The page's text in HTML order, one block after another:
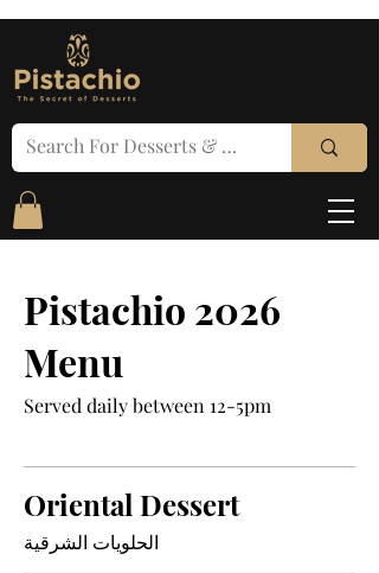
Pistachio 2026
Menu
Served daily between 12-5pm
Oriental Dessert
الحلويات الشرقية